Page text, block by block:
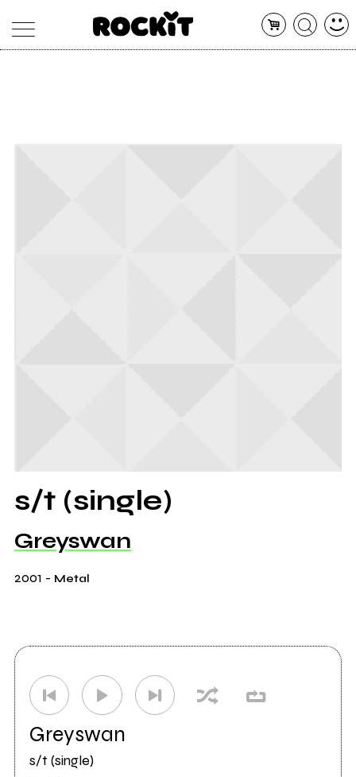
CONCERTI
s/t (single)
Greyswan
2001 - Metal
Greyswan
s/t (single)